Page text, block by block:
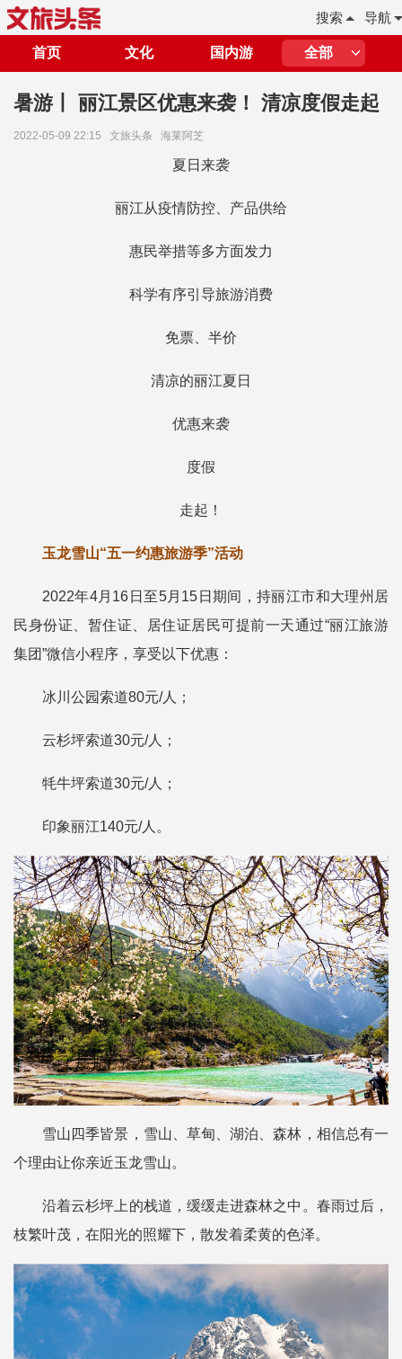
导航
搜索
首页 文化 国内游 全部
暑游丨 丽江景区优惠来袭！ 清凉度假走起
2022-05-09 22:15 文旅头条 海莱阿芝
夏日来袭
丽江从疫情防控、产品供给
惠民举措等多方面发力
科学有序引导旅游消费
免票、半价
清凉的丽江夏日
优惠来袭
度假
走起！
玉龙雪山“五一约惠旅游季”活动
2022年4月16日至5月15日期间，持丽江市和大理州居
民身份证、暂住证、居住证居民可提前一天通过“丽江旅游
集团”微信小程序，享受以下优惠：
冰川公园索道80元/人；
云杉坪索道30元/人；
牦牛坪索道30元/人；
印象丽江140元/人。
雪山四季皆景，雪山、草甸、湖泊、森林，相信总有一
个理由让你亲近玉龙雪山。
沿着云杉坪上的栈道，缓缓走进森林之中。春雨过后，
枝繁叶茂，在阳光的照耀下，散发着柔黄的色泽。